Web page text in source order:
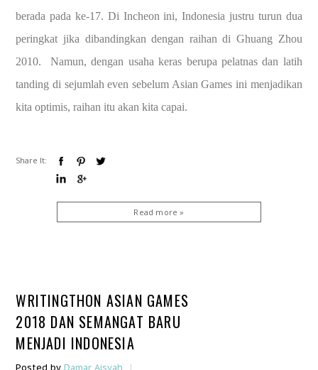
berada pada ke-17. Di Incheon ini, Indonesia justru turun dua
peringkat jika dibandingkan dengan raihan di Ghuang Zhou
2010.
Namun, dengan usaha keras berupa pelatnas dan latih
tanding di sejumlah even sebelum Asian Games ini menjadikan
kita optimis, raihan itu akan kita capai.
Share It:
Read more »
WRITINGTHON ASIAN GAMES
2018 DAN SEMANGAT BARU
MENJADI INDONESIA
Posted byDamar Aisyah |